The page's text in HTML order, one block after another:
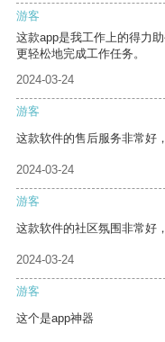
游客
这款app是我工作上的得力
更轻松地完成工作任务。
2024-03-24
游客
这款软件的售后服务非常好
2024-03-24
游客
这款软件的社区氛围非常好
2024-03-24
游客
这个是app神器